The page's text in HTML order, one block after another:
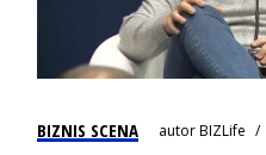
BIZNIS SCENA autorBIZLife